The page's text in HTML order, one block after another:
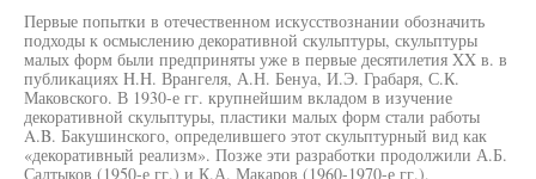
Первые попытки в отечественном искусствознании обозначить
подходы к осмыслению декоративной скульптуры, скульптуры
малых форм были предприняты уже в первые десятилетия XX в. в
публикациях H.H. Врангеля, А.Н. Бенуа, И.Э. Грабаря, С.К.
Маковского. В 1930-е гг. крупнейшим вкладом в изучение
декоративной скульптуры, пластики малых форм стали работы
A.B. Бакушинского, определившего этот скульптурный вид как
«декоративный реализм». Позже эти разработки продолжили А.Б.
Салтыков (1950-е гг.) и К.А. Макаров (1960-1970-е гг.),